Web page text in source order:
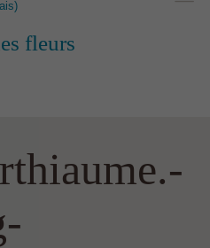
fleurs